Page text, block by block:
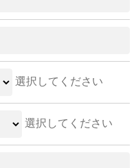
選択してください
選択してください